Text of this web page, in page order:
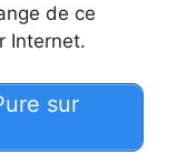
de ce
Internet.
sur